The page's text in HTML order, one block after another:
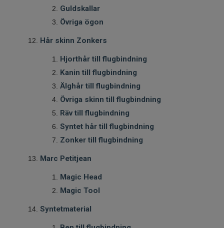
Guldskallar
Övriga ögon
Hår skinn Zonkers
Hjorthår till flugbindning
Kanin till flugbindning
Älghår till flugbindning
Övriga skinn till flugbindning
Räv till flugbindning
Syntet hår till flugbindning
Zonker till flugbindning
Marc Petitjean
Magic Head
Magic Tool
Syntetmaterial